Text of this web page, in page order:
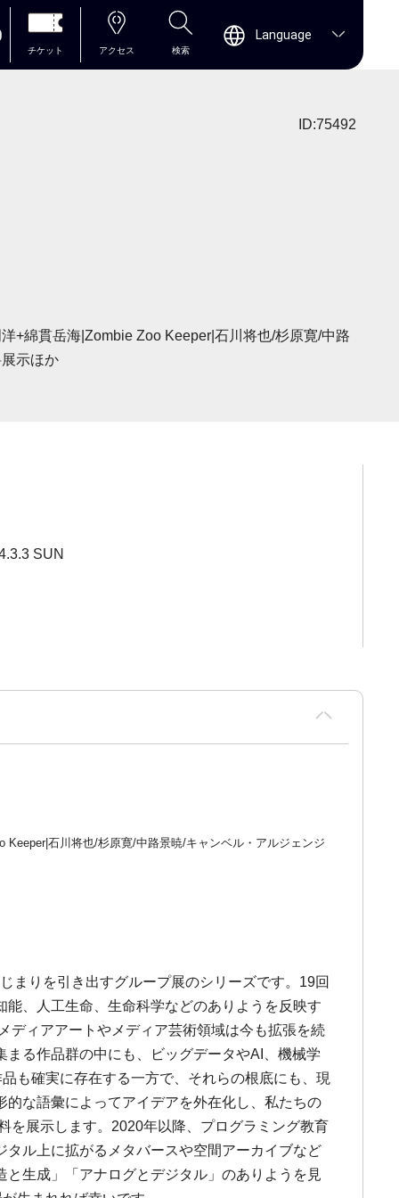
チケット アクセス 検索
Language
ID:75492
+綿貫岳海|Zombie Zoo Keeper|石川将也/杉原寛/中路
示ほか
SUN
石川将也/杉原寛/中路景暁/キャンベル・アルジェンジ
まりを引き出すグループ展のシリーズです。19回
、人工生命、生命科学などのありようを反映す
ディアアートやメディア芸術領域は今も拡張を続
る作品群の中にも、ビッグデータやAI、機械学
も確実に存在する一方で、それらの根底にも、現
な語彙によってアイデアを外在化し、私たちの
を展示します。2020年以降、プログラミング教育
ル上に拡がるメタバースや空間アーカイブなど
生成」「アナログとデジタル」のありようを見